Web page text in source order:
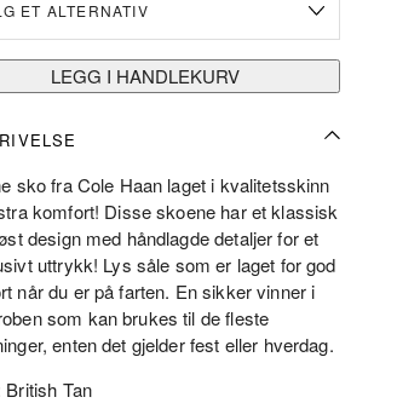
LEGG I HANDLEKURV
sko fra Cole Haan laget i kvalitetsskinn
komfort! Disse skoene har et klassisk
design med håndlagde detaljer for et
uttrykk! Lys såle som er laget for god
når du er på farten. En sikker vinner i
som kan brukes til de fleste
enten det gjelder fest eller hverdag.
British Tan